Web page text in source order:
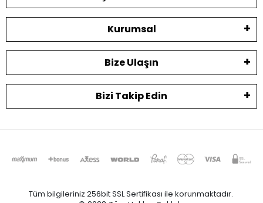
Kurumsal
Bize Ulaşın
Bizi Takip Edin
Tüm bilgileriniz 256bit SSL Sertifikası ile korunmaktadır.